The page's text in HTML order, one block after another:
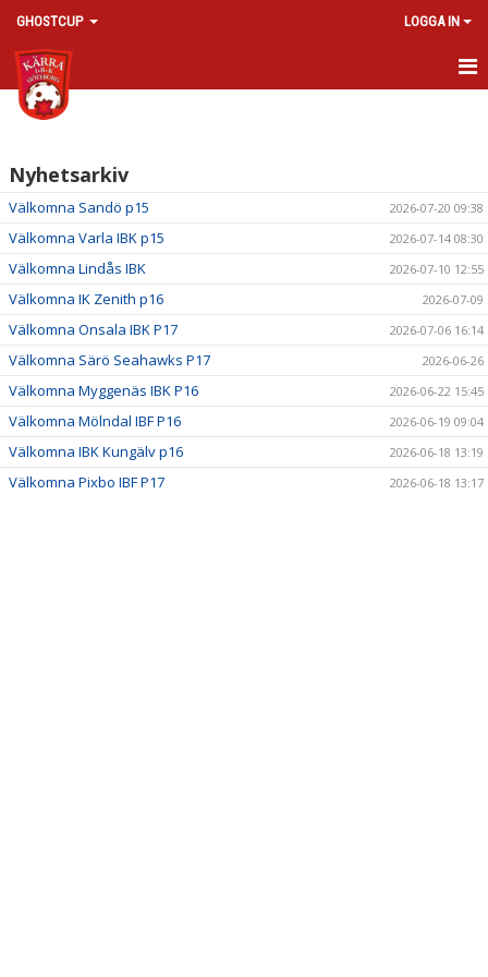
GHOSTCUP LOGGA IN
HEM
CUP INFORMATION
BILDGALLERI
Nyhetsarkiv
Välkomna Sandö p15 2026-07-20 09:38
Välkomna Varla IBK p15 2026-07-14 08:30
Välkomna Lindås IBK 2026-07-10 12:55
Välkomna IK Zenith p16 2026-07-09
Välkomna Onsala IBK P17 2026-07-06 16:14
Välkomna Särö Seahawks P17 2026-06-26
Välkomna Myggenäs IBK P16 2026-06-22 15:45
Välkomna Mölndal IBF P16 2026-06-19 09:04
Välkomna IBK Kungälv p16 2026-06-18 13:19
Välkomna Pixbo IBF P17 2026-06-18 13:17